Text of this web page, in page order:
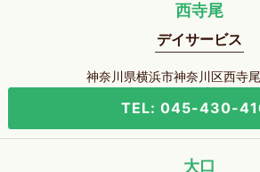
西寺尾
デイサービス
神奈川県横浜市神奈川区西寺
TEL: 045-430-
大口